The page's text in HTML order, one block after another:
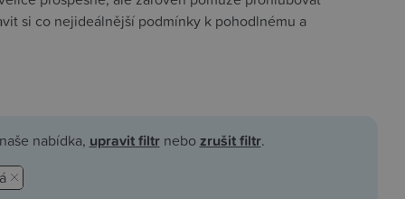
si co nejideálnější podmínky k pohodlnému a
nabídka, upravit filtrnebozrušit filtr.